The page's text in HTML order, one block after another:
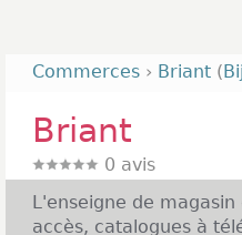
Commerces › Briant (
Briant
0 avis
L'enseigne de magasin
accès, catalogues à